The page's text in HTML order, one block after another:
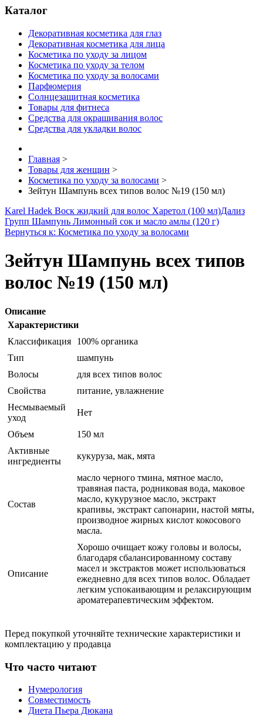
Каталог
Декоративная косметика для глаз
Декоративная косметика для лица
Косметика по уходу за лицом
Косметика по уходу за телом
Косметика по уходу за волосами
Парфюмерия
Солнцезащитная косметика
Товары для фитнеса
Средства для окрашивания волос
Средства для укладки волос
Главная >
Товары для женщин >
Косметика по уходу за волосами >
Зейтун Шампунь всех типов волос №19 (150 мл)
Karel Hadek Воск жидкий для волос Харетол (100 мл)Дализ
Групп Шампунь Лимонный сок и масло амлы (120 г)
Вернуться к: Косметика по уходу за волосами
Зейтун Шампунь всех типов
волос №19 (150 мл)
Описание
Характеристики
Классификация
100% органика
Тип
шампунь
Волосы
для всех типов волос
Свойства
питание, увлажнение
Несмываемый
уход
Нет
Объем
150 мл
Активные
ингредиенты
кукуруза, мак, мята
Состав
масло черного тмина, мятное масло,
травяная паста, родниковая вода, маковое
масло, кукурузное масло, экстракт
крапивы, экстракт сапонарии, настой мяты,
производное жирных кислот кокосового
масла.
Описание
Хорошо очищает кожу головы и волосы,
благодаря сбалансированному составу
масел и экстрактов может использоваться
ежедневно для всех типов волос. Обладает
легким успокаивающим и релаксирующим
ароматерапевтическим эффектом.
Перед покупкой уточняйте технические характеристики и
комплектацию у продавца
Что часто читают
Нумерология
Совместимость
Диета Пьера Дюкана